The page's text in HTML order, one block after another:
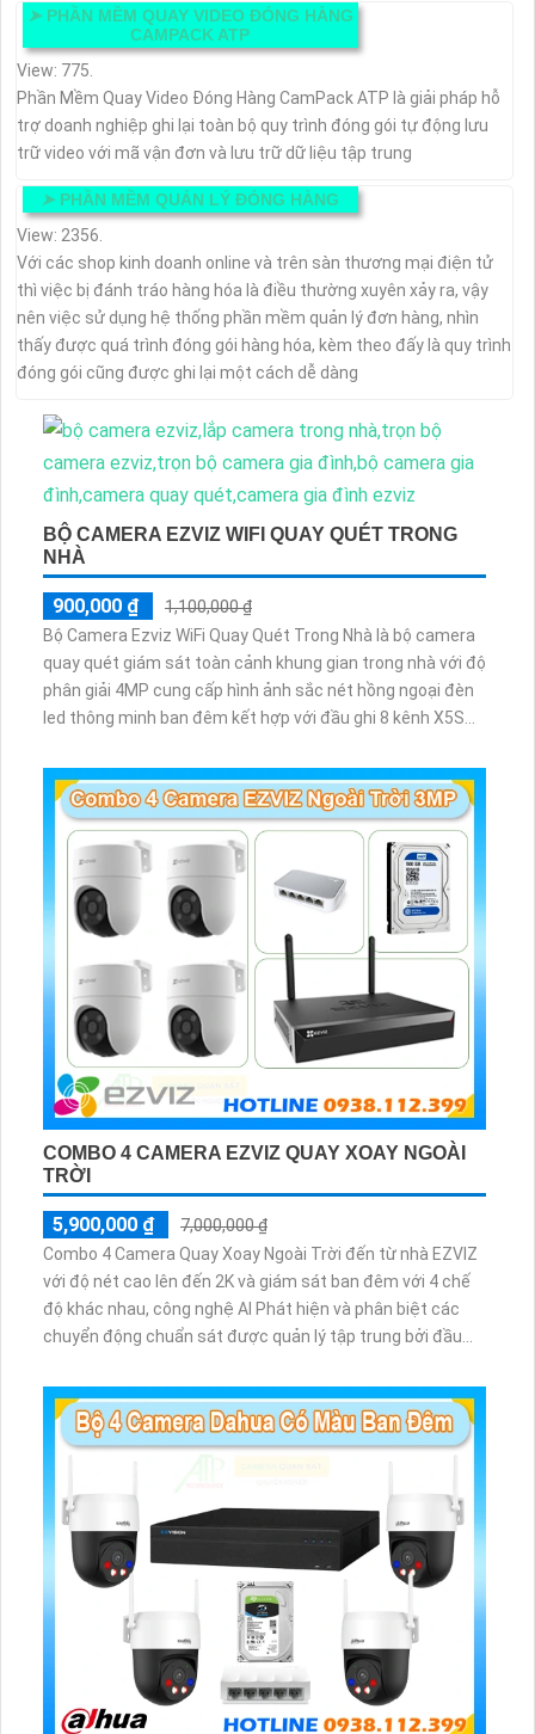
➤ PHẦN MỀM QUAY VIDEO ĐÓNG HÀNG
CAMPACK ATP
View: 775.
Phần Mềm Quay Video Đóng Hàng CamPack ATP là giải pháp hỗ
trợ doanh nghiệp ghi lại toàn bộ quy trình đóng gói tự động lưu
trữ video với mã vận đơn và lưu trữ dữ liệu tập trung
➤ PHẦN MỀM QUẢN LÝ ĐÓNG HÀNG
View: 2356.
Với các shop kinh doanh online và trên sàn thương mại điện tử
thì việc bị đánh tráo hàng hóa là điều thường xuyên xảy ra, vậy
nên việc sử dụng hệ thống phần mềm quản lý đơn hàng, nhìn
thấy được quá trình đóng gói hàng hóa, kèm theo đấy là quy trình
đóng gói cũng được ghi lại một cách dễ dàng
BỘ CAMERA EZVIZ WIFI QUAY QUÉT TRONG
NHÀ
900,000 ₫
1,100,000 ₫
Bộ Camera Ezviz WiFi Quay Quét Trong Nhà là bộ camera
quay quét giám sát toàn cảnh khung gian trong nhà với độ
phân giải 4MP cung cấp hình ảnh sắc nét hồng ngoại đèn
led thông minh ban đêm kết hợp với đầu ghi 8 kênh X5S
COMBO 4 CAMERA EZVIZ QUAY XOAY NGOÀI
TRỜI
5,900,000 ₫
7,000,000 ₫
Combo 4 Camera Quay Xoay Ngoài Trời đến từ nhà EZVIZ
với độ nét cao lên đến 2K và giám sát ban đêm với 4 chế
độ khác nhau, công nghệ AI Phát hiện và phân biệt các
chuyển động chuẩn sát được quản lý tập trung bởi đầu